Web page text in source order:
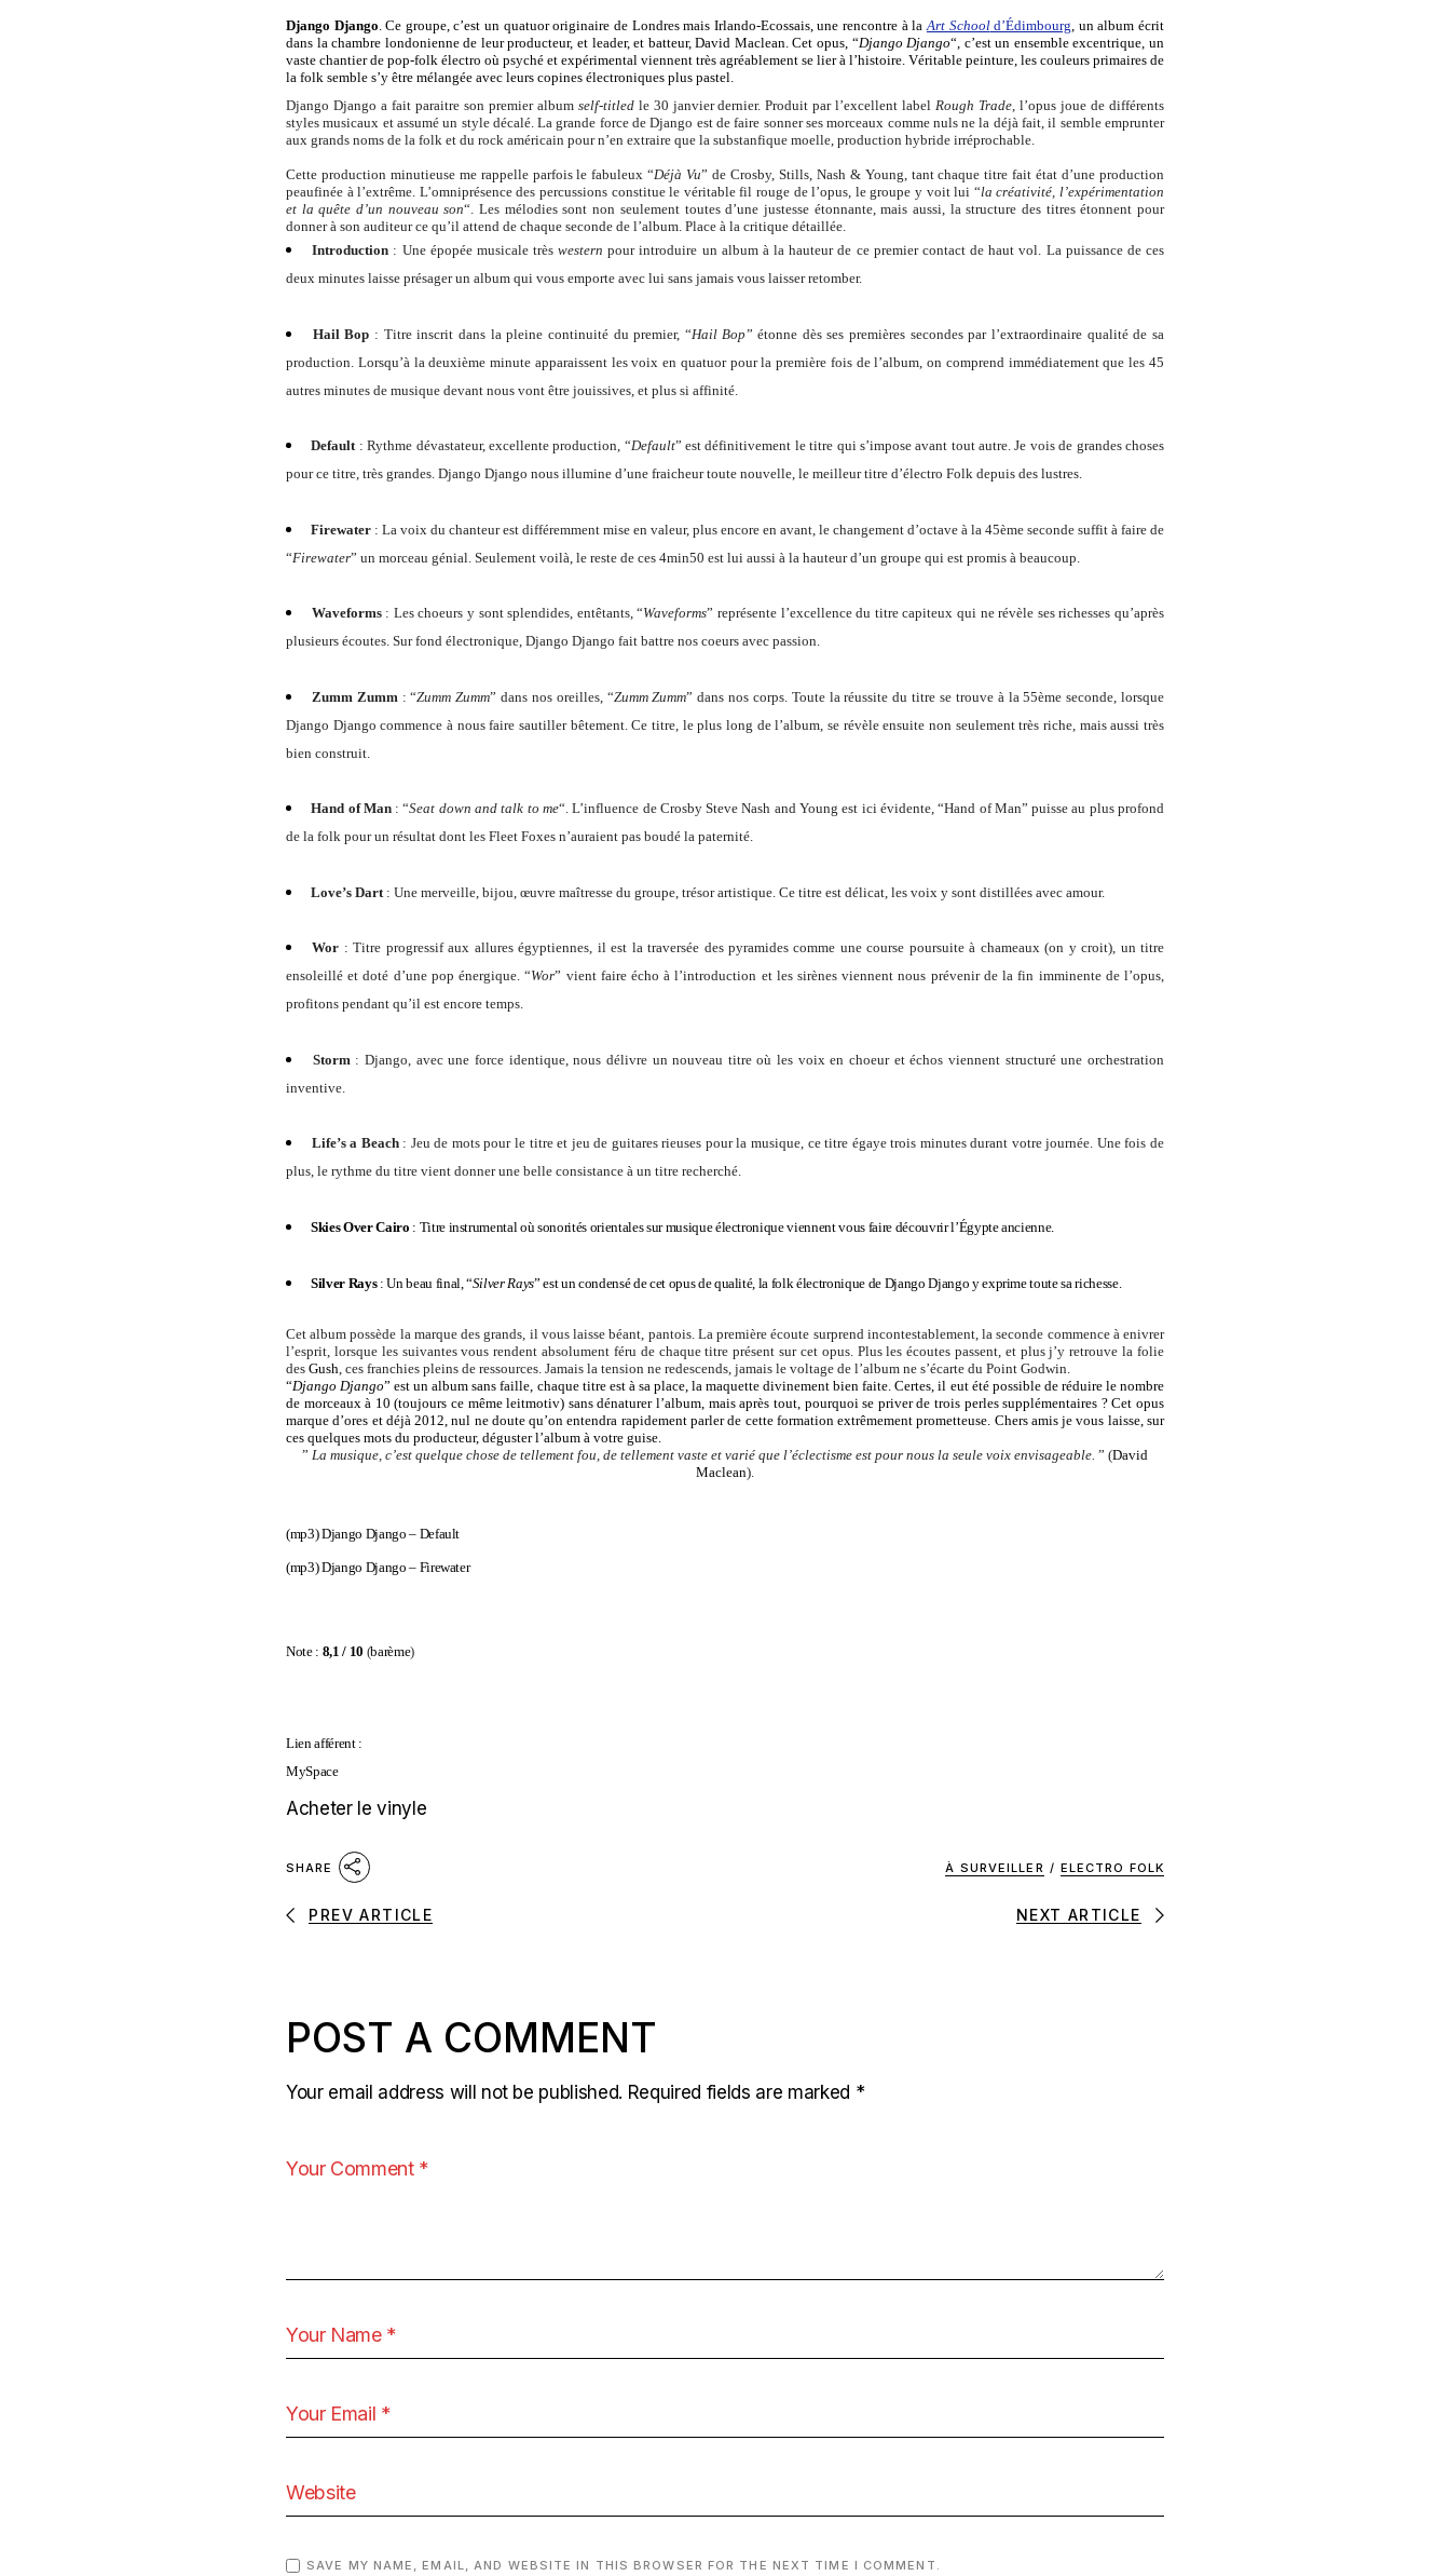
Django Django. Ce groupe, c’est un quatuororiginaire de Londres mais Irlando-Ecossais, une rencontre à laArt Schoold’Édimbourg, un album écrit
dans la chambre londoniennede leur producteur, et leader, et batteur, David Maclean. Cet opus, “Django Django“, c’est un ensemble excentrique, un
vaste chantier de pop-folk électro où psyché et expérimental viennent très agréablement se lier à l’histoire. Véritable peinture, les couleurs primaires de
la folk semble s’y être mélangée avec leurs copines électroniques plus pastel.
Django Django a fait paraitre son premier albumself-titledle 30 janvier dernier. Produit par l’excellent labelRough Trade, l’opus joue de différents
styles musicaux et assumé un style décalé. La grande force de Django est de faire sonner ses morceaux comme nuls ne la déjà fait, il semble emprunter
aux grands noms de la folk et du rock américain pour n’en extraire que la substanfique moelle, production hybride irréprochable.
Cette production minutieuse me rappelle parfois le fabuleux “Déjà Vu” de Crosby, Stills, Nash & Young, tant chaque titre fait état d’une production
peaufinée à l’extrême. L’omniprésence des percussions constitue le véritable fil rouge de l’opus, le groupe y voit lui “la créativité, l’expérimentation
et la quête d’un nouveau son“. Les mélodies sont non seulement toutes d’une justesse étonnante, mais aussi, la structure des titres étonnent pour
donner à son auditeur ce qu’il attend de chaque seconde de l’album. Place à la critique détaillée.
Introduction : Une épopée musicale trèswestern pour introduire un album à la hauteur de ce premier contact de haut vol. La puissance de ces
deux minutes laisse présager un album qui vous emporte avec lui sans jamais vous laisser retomber.
Hail Bop : Titre inscrit dans la pleine continuité du premier, “Hail Bop” étonne dès ses premières secondes par l’extraordinaire qualité de sa
production. Lorsqu’à la deuxième minute apparaissent les voix en quatuor pour la première fois de l’album, on comprend immédiatement que les 45
autres minutes de musique devant nous vont être jouissives, et plus si affinité.
Default:Rythme dévastateur, excellente production, “Default” est définitivement le titre qui s’impose avant tout autre. Je vois de grandes choses
pour ce titre, très grandes. Django Django nous illumine d’une fraicheur toute nouvelle, le meilleur titre d’électro Folk depuis des lustres.
Firewater : La voix du chanteur est différemment mise en valeur, plus encore en avant, le changement d’octave à la 45ème seconde suffit à faire de
“Firewater” un morceau génial. Seulement voilà, le reste de ces 4min50 est lui aussi à la hauteur d’un groupe qui est promis à beaucoup.
Waveforms: Les choeurs y sont splendides, entêtants, “Waveforms” représente l’excellence du titre capiteux qui ne révèle ses richesses qu’après
plusieurs écoutes. Sur fond électronique, Django Django fait battre nos coeurs avec passion.
Zumm Zumm :“Zumm Zumm” dans nos oreilles, “Zumm Zumm” dans nos corps. Toute la réussite du titre se trouve à la 55ème seconde, lorsque
Django Django commence à nous faire sautiller bêtement. Ce titre, le plus long de l’album, se révèle ensuite non seulement très riche, mais aussi très
bien construit.
Hand of Man:“Seat down and talk to me“. L’influence de Crosby Steve Nash and Young est ici évidente, “Hand of Man” puisse au plus profond
de la folk pour un résultat dont les Fleet Foxes n’auraient pas boudé la paternité.
Love’s Dart : Une merveille, bijou, œuvre maîtresse du groupe, trésor artistique. Ce titre est délicat, les voix y sont distillées avec amour.
Wor :Titre progressif aux allures égyptiennes, il est la traversée des pyramides comme une course poursuite à chameaux (on y croit), un titre
ensoleillé et doté d’une pop énergique. “Wor” vient faire écho à l’introduction et les sirènes viennent nous prévenir de la fin imminente de l’opus,
profitons pendant qu’il est encore temps.
Storm : Django, avec une force identique, nous délivre un nouveau titre où les voix en choeur et échos viennent structuré une orchestration
inventive.
Life’s a Beach: Jeu de mots pour le titre et jeu de guitares rieuses pour la musique, ce titre égaye trois minutes durant votre journée. Une fois de
plus, le rythme du titre vient donner une belle consistance à un titre recherché.
Skies Over Cairo : Titre instrumental où sonorités orientales sur musique électronique viennent vous faire découvrir l’Égypte ancienne.
Silver Rays:Un beau final, “Silver Rays” est un condensé de cet opus de qualité, la folk électronique de Django Django y exprime toute sa richesse.
Cet album possède la marque des grands, il vous laisse béant, pantois. La première écoute surprend incontestablement, la seconde commence à enivrer
l’esprit, lorsque les suivantes vous rendent absolument féru de chaque titre présent sur cet opus. Plus les écoutes passent, et plus j’y retrouve la folie
des Gush , ces franchies pleins de ressources. Jamais la tension ne redescends, jamais le voltage de l’album ne s’écarte du Point Godwin.
“Django Django” est un album sans faille, chaque titre est à sa place, la maquette divinement bien faite. Certes, il eut été possible de réduire le nombre
de morceaux à 10 (toujours ce même leitmotiv) sans dénaturer l’album, mais après tout, pourquoi se priver de trois perles supplémentaires ? Cet opus
marque d’ores et déjà 2012, nul ne doute qu’on entendra rapidement parler de cette formation extrêmement prometteuse. Chers amis je vous laisse, sur
ces quelques mots du producteur, déguster l’album à votre guise.
” La musique, c’est quelque chose de tellement fou, de tellement vaste et varié que l’éclectisme est pour nous la seule voix envisageable. ” (David
Maclean).
(mp3)Django Django – Default
(mp3)Django Django – Firewater
Note : 8,1/ 10 (barème)
Lien afférent :
MySpace
Acheter le vinyle
SHARE À SURVEILLER / ELECTRO FOLK
PREV ARTICLE NEXT ARTICLE
POST A COMMENT
Your email address will not be published. Required fields are marked *
SAVE MY NAME, EMAIL, AND WEBSITE IN THIS BROWSER FOR THE NEXT TIME I COMMENT.